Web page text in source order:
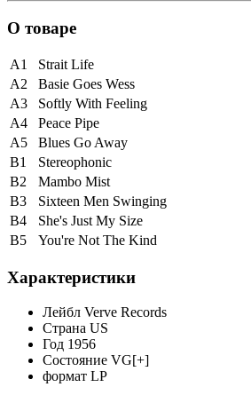
О товаре
A1
Strait Life
A2
Basie Goes Wess
A3
Softly With Feeling
A4
Peace Pipe
A5
Blues Go Away
B1
Stereophonic
B2
Mambo Mist
B3
Sixteen Men Swinging
B4
She's Just My Size
B5
You're Not The Kind
Характеристики
Лейбл Verve Records
Страна US
Год 1956
Состояние VG[+]
формат LP